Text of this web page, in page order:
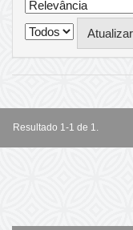
Resultado 1-1 de 1.